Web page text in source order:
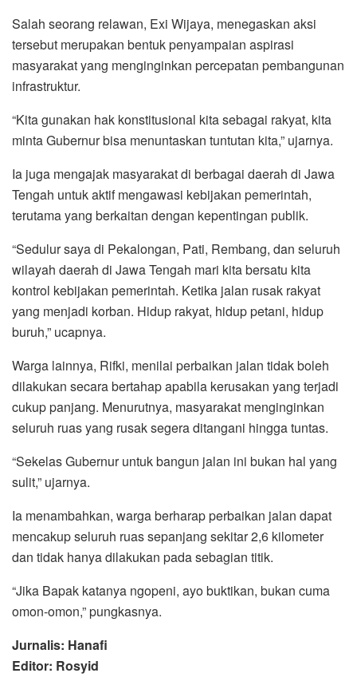
Salah seorang relawan, Exi Wijaya, menegaskan aksi
tersebut merupakan bentuk penyampaian aspirasi
masyarakat yang menginginkan percepatan pembangunan
infrastruktur.
“Kita gunakan hak konstitusional kita sebagai rakyat, kita
minta Gubernur bisa menuntaskan tuntutan kita,” ujarnya.
Ia juga mengajak masyarakat di berbagai daerah di Jawa
Tengah untuk aktif mengawasi kebijakan pemerintah,
terutama yang berkaitan dengan kepentingan publik.
“Sedulur saya di Pekalongan, Pati, Rembang, dan seluruh
wilayah daerah di Jawa Tengah mari kita bersatu kita
kontrol kebijakan pemerintah. Ketika jalan rusak rakyat
yang menjadi korban. Hidup rakyat, hidup petani, hidup
buruh,” ucapnya.
Warga lainnya, Rifki, menilai perbaikan jalan tidak boleh
dilakukan secara bertahap apabila kerusakan yang terjadi
cukup panjang. Menurutnya, masyarakat menginginkan
seluruh ruas yang rusak segera ditangani hingga tuntas.
“Sekelas Gubernur untuk bangun jalan ini bukan hal yang
sulit,” ujarnya.
Ia menambahkan, warga berharap perbaikan jalan dapat
mencakup seluruh ruas sepanjang sekitar 2,6 kilometer
dan tidak hanya dilakukan pada sebagian titik.
“Jika Bapak katanya ngopeni, ayo buktikan, bukan cuma
omon-omon,” pungkasnya.
Jurnalis: Hanafi
Editor: Rosyid